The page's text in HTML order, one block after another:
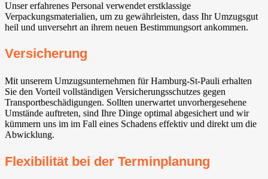
Unser erfahrenes Personal verwendet erstklassige
Verpackungsmaterialien, um zu gewährleisten, dass Ihr Umzugsgut
heil und unversehrt an ihrem neuen Bestimmungsort ankommen.
Versicherung
Mit unserem Umzugsunternehmen für Hamburg-St-Pauli erhalten
Sie den Vorteil vollständigen Versicherungsschutzes gegen
Transportbeschädigungen. Sollten unerwartet unvorhergesehene
Umstände auftreten, sind Ihre Dinge optimal abgesichert und wir
kümmern uns im im Fall eines Schadens effektiv und direkt um die
Abwicklung.
Flexibilität bei der Terminplanung